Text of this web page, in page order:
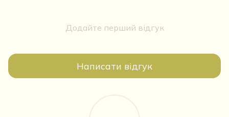
Додайте перший відгук
Написати відгук